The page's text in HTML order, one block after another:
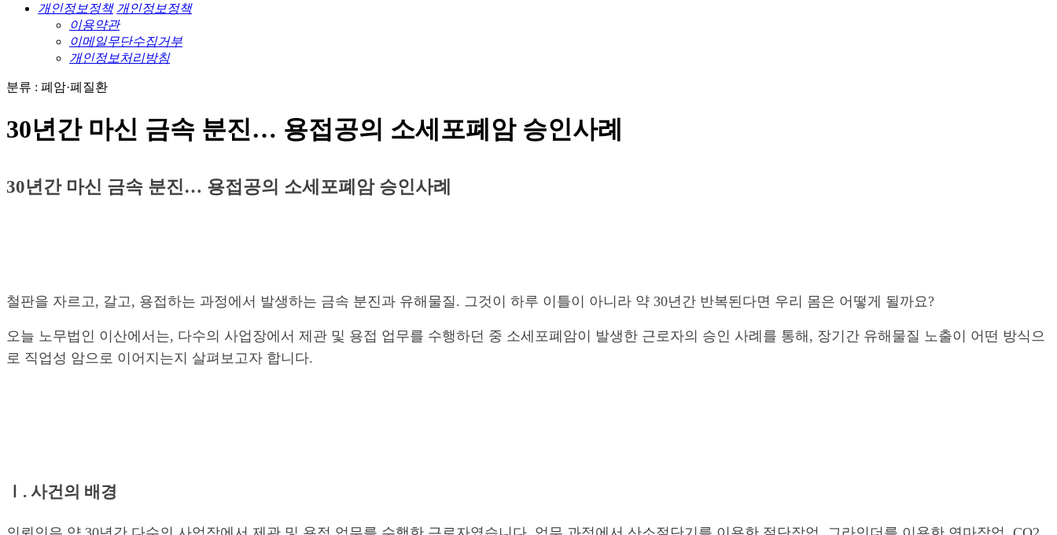
개인정보정책 개인정보정책
이용약관
이메일무단수집거부
개인정보처리방침
분류 : 폐암·폐질환
30년간 마신 금속 분진… 용접공의 소세포폐암 승인사례
30년간 마신 금속 분진… 용접공의 소세포폐암 승인사례
철판을 자르고, 갈고, 용접하는 과정에서 발생하는 금속 분진과 유해물질. 그것이 하루 이틀이 아니라 약 30년간 반복된다면 우리 몸은 어떻게 될까요?
오늘 노무법인 이산에서는, 다수의 사업장에서 제관 및 용접 업무를 수행하던 중 소세포폐암이 발생한 근로자의 승인 사례를 통해, 장기간 유해물질 노출이 어떤 방식으
로 직업성 암으로 이어지는지 살펴보고자 합니다.
Ⅰ. 사건의 배경